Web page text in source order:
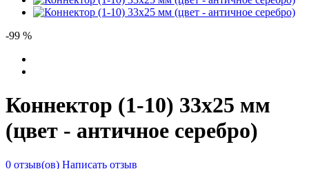
-99 %
Коннектор (1-10) 33х25 мм
(цвет - античное серебро)
0 отзыв(ов) Написать отзыв